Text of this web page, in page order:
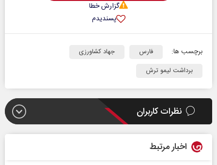
گزارش خطا
پسندیدم
برچسب ها: فارس
جهاد کشاورزی
برداشت لیمو ترش
نظرات کاربران
اخبار مرتبط